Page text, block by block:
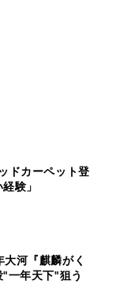
ドカーペット登
験」
河『麒麟がく
一年天下"狙う